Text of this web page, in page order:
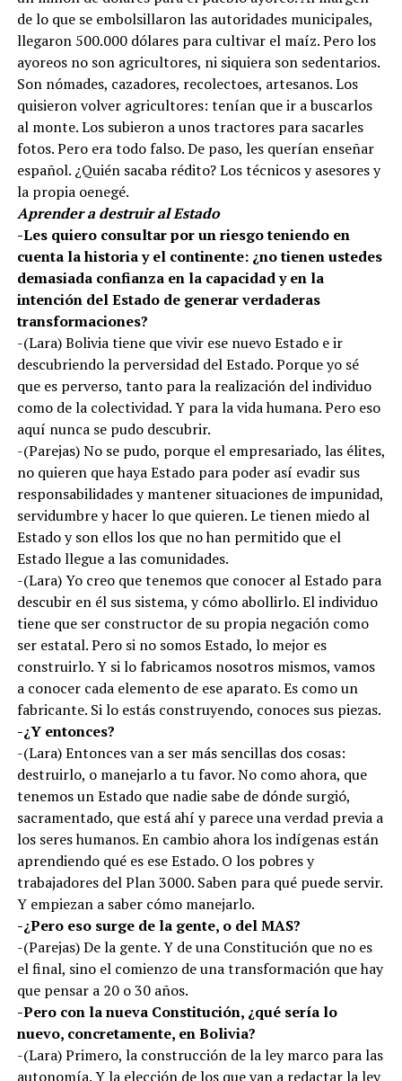
de lo que se embolsillaron las autoridades municipales,
llegaron 500.000 dólares para cultivar el maíz. Pero los
ayoreos no son agricultores, ni siquiera son sedentarios.
Son nómades, cazadores, recolectoes, artesanos. Los
quisieron volver agricultores: tenían que ir a buscarlos
al monte. Los subieron a unos tractores para sacarles
fotos. Pero era todo falso. De paso, les querían enseñar
español. ¿Quién sacaba rédito? Los técnicos y asesores y
la propia oenegé.
Aprender a destruir al Estado
-Les quiero consultar por un riesgo teniendo en
cuenta la historia y el continente: ¿no tienen ustedes
demasiada confianza en la capacidad y en la
intención del Estado de generar verdaderas
transformaciones?
-(Lara) Bolivia tiene que vivir ese nuevo Estado e ir
descubriendo la perversidad del Estado. Porque yo sé
que es perverso, tanto para la realización del individuo
como de la colectividad. Y para la vida humana. Pero eso
aquí nunca se pudo descubrir.
-(Parejas) No se pudo, porque el empresariado, las élites,
no quieren que haya Estado para poder así evadir sus
responsabilidades y mantener situaciones de impunidad,
servidumbre y hacer lo que quieren. Le tienen miedo al
Estado y son ellos los que no han permitido que el
Estado llegue a las comunidades.
-(Lara) Yo creo que tenemos que conocer al Estado para
descubir en él sus sistema, y cómo abollirlo. El individuo
tiene que ser constructor de su propia negación como
ser estatal. Pero si no somos Estado, lo mejor es
construirlo. Y si lo fabricamos nosotros mismos, vamos
a conocer cada elemento de ese aparato. Es como un
fabricante. Si lo estás construyendo, conoces sus piezas.
-¿Y entonces?
-(Lara) Entonces van a ser más sencillas dos cosas:
destruirlo, o manejarlo a tu favor. No como ahora, que
tenemos un Estado que nadie sabe de dónde surgió,
sacramentado, que está ahí y parece una verdad previa a
los seres humanos. En cambio ahora los indígenas están
aprendiendo qué es ese Estado. O los pobres y
trabajadores del Plan 3000. Saben para qué puede servir.
Y empiezan a saber cómo manejarlo.
-¿Pero eso surge de la gente, o del MAS?
-(Parejas) De la gente. Y de una Constitución que no es
el final, sino el comienzo de una transformación que hay
que pensar a 20 o 30 años.
-Pero con la nueva Constitución, ¿qué sería lo
nuevo, concretamente, en Bolivia?
-(Lara) Primero, la construcción de la ley marco para las
autonomía. Y la elección de los que van a redactar la ley